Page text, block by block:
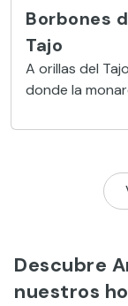
Borbones
Tajo
A orillas del
donde la
primavera.
Descubre
nuestros